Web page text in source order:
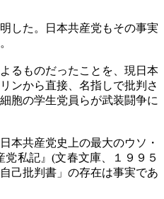
した。日本共産党もその事実
るものだったことを、現日本
ンから直接、名指しで批判さ
胞の学生党員らが武装闘争に
本共産党史上の最大のウソ・
党私記』(文春文庫、１９９５
己批判書」の存在は事実であ